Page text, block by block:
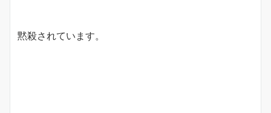
黙殺されています。